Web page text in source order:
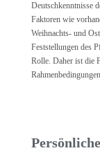
Deutschkenntnisse
Faktoren wie
Weihnachts- und
Feststellungen des
Rolle. Daher ist die